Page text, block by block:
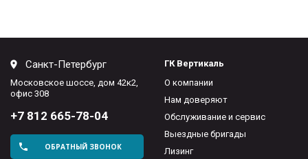
Санкт-Петербург
Московское шоссе, дом 42к2,
офис 308
+7 812 665-78-04
ОБРАТНЫЙ ЗВОНОК
ГК Вертикаль
О компании
Нам доверяют
Обслуживание и сервис
Выездные бригады
Лизинг